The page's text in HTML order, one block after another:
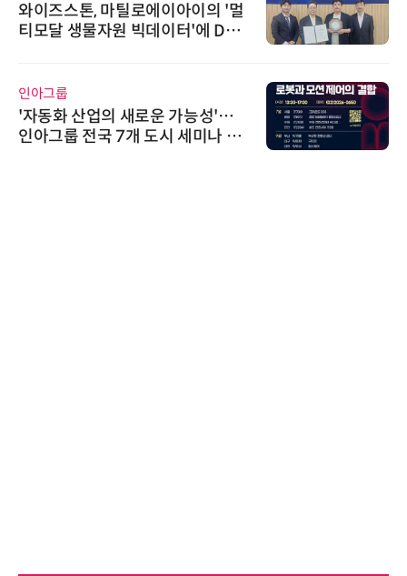
와이즈스톤, 마틸로에이아이의 '멀
티모달 생물자원 빅데이터'에 DQ
인아그룹
'자동화 산업의 새로운 가능성'…
인아그룹 전국 7개 도시 세미나 페